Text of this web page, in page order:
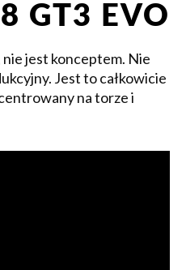
GT3 EVO
jest konceptem. Nie
Jest to całkowicie
na torze i